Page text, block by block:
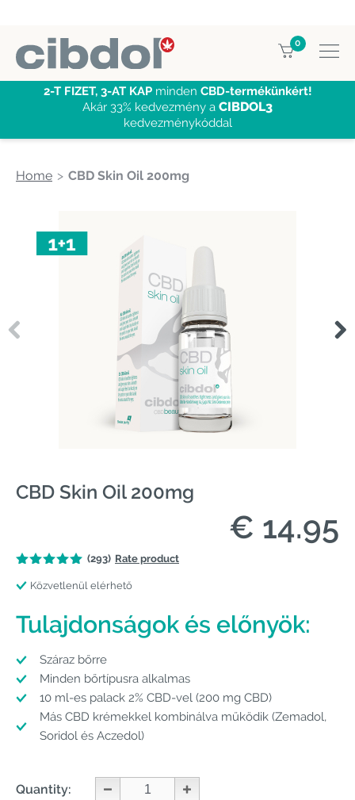
0
2-T FIZET, 3-AT KAPminden CBD-termékünkért!
Akár 33% kedvezmény a CIBDOL3
kedvezménykóddal
Home CBD Skin Oil 200mg
CBD Skin Oil 200mg
€ 14.95
(293) Rate product
Közvetlenül elérhető
Tulajdonságok és előnyök:
Száraz bőrre
Minden bőrtípusra alkalmas
10 ml-es palack 2% CBD-vel (200 mg CBD)
Más CBD krémekkel kombinálva működik (Zemadol,
Soridol és Aczedol)
Quantity: